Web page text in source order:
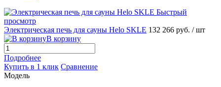
Быстрый
просмотр
Электрическая печь для сауны Helo SKLE 132 266 руб. / шт
В корзину
Подробнее
Купить в 1 клик Сравнение
Модель